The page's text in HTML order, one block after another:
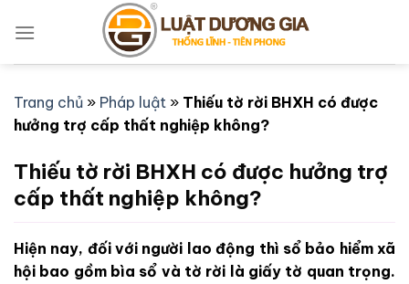
qua
Trang chủ » Pháp luật » Thiếu tờ rời BHXH có được
hưởng trợ cấp thất nghiệp không?
Thiếu tờ rời BHXH có được hưởng trợ
cấp thất nghiệp không?
Hiện nay, đối với người lao động thì sổ bảo hiểm xã
hội bao gồm bìa sổ và tờ rời là giấy tờ quan trọng.